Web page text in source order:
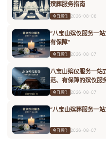
殡葬服务指南
今日最佳 2026-08-08
“八宝山殡仪服务一
有保障”
今日最佳 2026-08-07
八宝山殡仪服务一站
范、有保障的殡仪服
今日最佳 2026-08-07
“八宝山殡葬服务一
今日最佳 2026-08-07